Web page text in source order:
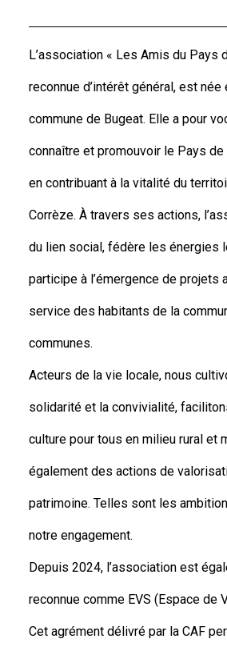
L’association « Les Amis du Pays
reconnue d’intérêt général, est née
commune de Bugeat. Elle a pour
connaître et promouvoir le Pays de
en contribuant à la vitalité du
Corrèze. À travers ses actions,
du lien social, fédère les énergies
participe à l’émergence de projets
service des habitants de la
communes.
Acteurs de la vie locale, nous
solidarité et la convivialité,
culture pour tous en milieu rural et
également des actions de
patrimoine. Telles sont les
notre engagement.
Depuis 2024, l’association est
reconnue comme EVS (Espace de
Cet agrément délivré par la CAF